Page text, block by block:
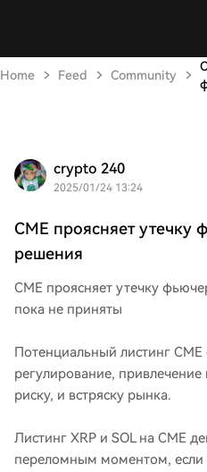
Home Feed Community
crypto 240
2025/01/24 13:24
CME проясняет утечку
решения
CME проясняет утечку
пока не приняты
Потенциальный листинг
регулирование,
риску, и встряску рынка.
Листинг XRP и SOL на CME
переломным моментом, если